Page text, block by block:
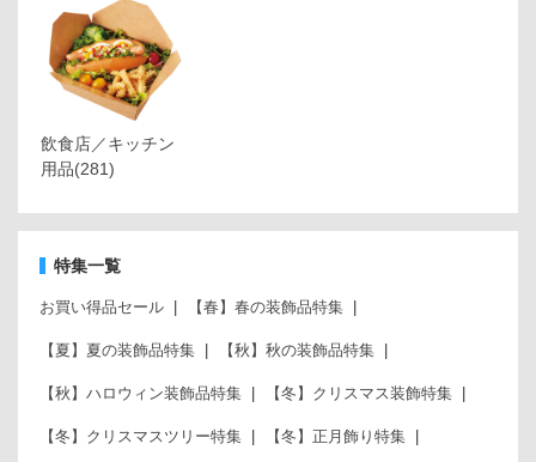
飲食店／キッチン
用品(281)
特集一覧
お買い得品セール 【春】春の装飾品特集
【夏】夏の装飾品特集 【秋】秋の装飾品特集
【秋】ハロウィン装飾品特集 【冬】クリスマス装飾特集
【冬】クリスマスツリー特集 【冬】正月飾り特集